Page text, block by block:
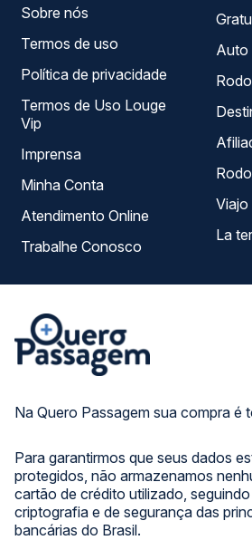
Na Quero Passagem sua compra é
Para garantirmos que seus dados
protegidos, não armazenamos
cartão de crédito utilizado,
criptografia e de segurança das
bancárias do Brasil.
Sobre nós
Termos de uso
Política de privacidade
Termos de Uso Louge
Vip
Imprensa
Minha Conta
Atendimento Online
Trabalhe Conosco